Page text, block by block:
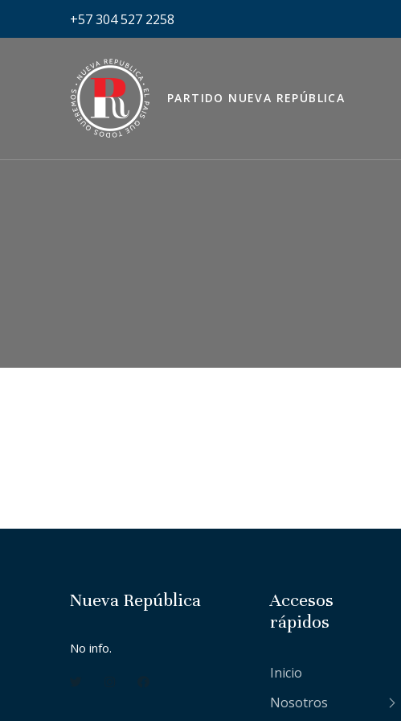
+57 304 527 2258
PARTIDO NUEVA REPÚBLICA
Nueva República
No info.
Accesos
rápidos
Inicio
Nosotros